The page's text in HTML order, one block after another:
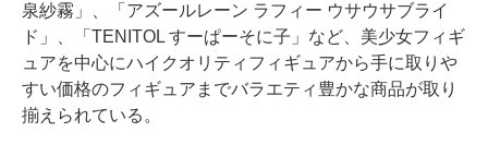
泉紗霧」、「アズールレーン ラフィー ウサウサブライ
ド」、「TENITOL すーぱーそに子」など、美少女フィギ
ュアを中心にハイクオリティフィギュアから手に取りや
すい価格のフィギュアまでバラエティ豊かな商品が取り
揃えられている。